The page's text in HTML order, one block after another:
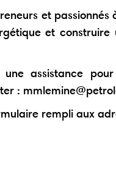
et passionnés
et
assistance
:
rempli aux